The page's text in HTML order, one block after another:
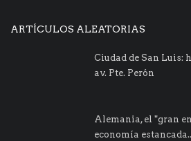
ARTÍCULOS ALEATORIAS
Ciudad de San Luis:
av. Pte. Perón
Alemania, el "gran
economía